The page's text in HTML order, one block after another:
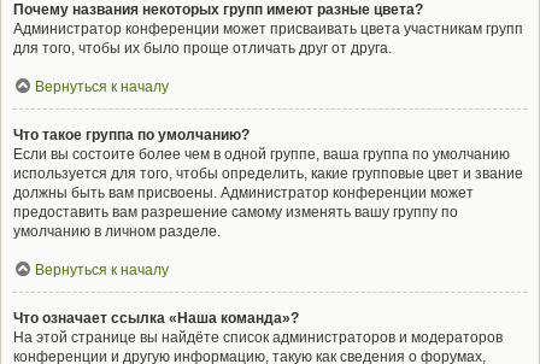
Почему названия некоторых групп имеют разные цвета?
Администратор конференции может присваивать цвета участникам групп
для того, чтобы их было проще отличать друг от друга.
Вернуться к началу
Что такое группа по умолчанию?
Если вы состоите более чем в одной группе, ваша группа по умолчанию
используется для того, чтобы определить, какие групповые цвет и звание
должны быть вам присвоены. Администратор конференции может
предоставить вам разрешение самому изменять вашу группу по
умолчанию в личном разделе.
Вернуться к началу
Что означает ссылка «Наша команда»?
На этой странице вы найдёте список администраторов и модераторов
конференции и другую информацию, такую как сведения о форумах,